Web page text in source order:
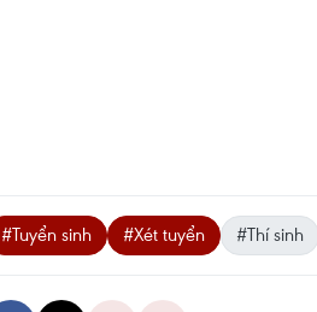
#Tuyển sinh #Xét tuyển #Thí sinh